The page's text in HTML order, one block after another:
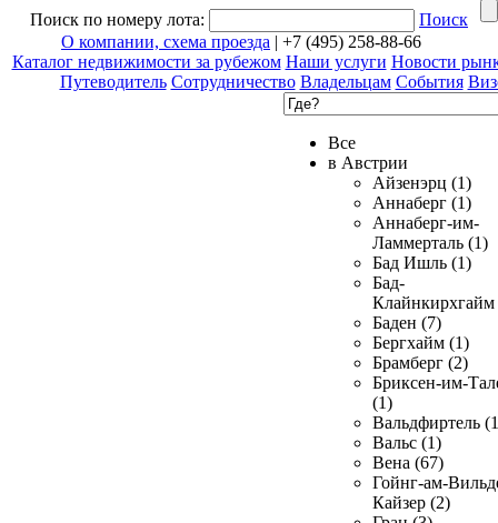
Поиск по номеру лота:
Поиск
О компании, схема проезда | +7 (495) 258-88-66
Каталог недвижимости за рубежом Наши услуги Новости
Путеводитель Сотрудничество Владельцам События
Все
в Австрии
Айзенэрц (1)
Аннаберг (1)
Аннаберг-им-
Ламмерталь (1)
Бад Ишль (1)
Бад-
Клайнкирхгайм
Баден (7)
Бергхайм (1)
Брамберг (2)
Бриксен-им-
(1)
Вальдфиртель
Вальс (1)
Вена (67)
Гойнг-ам-
Кайзер (2)